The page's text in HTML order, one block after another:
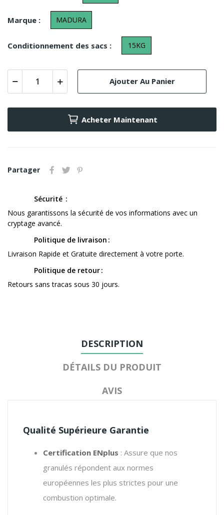
Marque : MADURA
Conditionnement des sacs : 15KG
Ajouter Au Panier
Acheter Maintenant
Partager
Sécurité
Nous garantissons la sécurité de vos informations avec un
cryptage avancé.
Politique de livraison
Livraison Rapide et Gratuite directement à votre porte.
Politique de retour
Retours sans tracas sous 30 jours.
DESCRIPTION
DÉTAILS DU PRODUIT
AVIS
Qualité Supérieure Garantie
Certification ENplus : Assure que nos
granulés répondent aux normes
européennes les plus strictes pour une
combustion optimale.